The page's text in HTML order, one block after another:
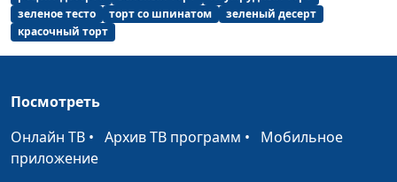
Гранола и яблоки, запеченные
с творогом
Светлана
Доманская
Черничный крамбл и
Доманская
зеленое тесто
торт со шпинатом
зеленый десерт
красочный торт
Посмотреть
Онлайн ТВ • Архив ТВ программ • Мобильное
приложение